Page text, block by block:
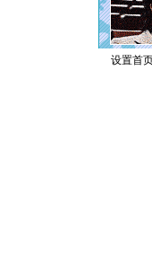
设置首